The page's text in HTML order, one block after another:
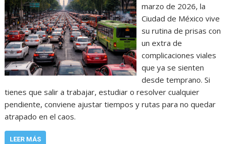
marzo de 2026, la
Ciudad de México vive
su rutina de prisas con
un extra de
complicaciones viales
que ya se sienten
desde temprano. Si
tienes que salir a trabajar, estudiar o resolver cualquier
pendiente, conviene ajustar tiempos y rutas para no quedar
atrapado en el caos.
LEER MÁS